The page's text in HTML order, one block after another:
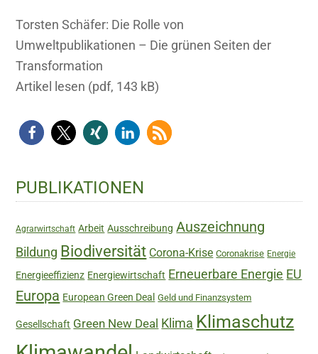
Torsten Schäfer: Die Rolle von
Umweltpublikationen – Die grünen Seiten der
Transformation
Artikel lesen (pdf, 143 kB)
Haupt-
Sidebar
PUBLIKATIONEN
Agrarwirtschaft Arbeit Ausschreibung Auszeichnung
Bildung Biodiversität Corona-Krise Coronakrise Energie
Energieeffizienz Energiewirtschaft Erneuerbare Energie EU
Europa European Green Deal Geld und Finanzsystem
Gesellschaft Green New Deal Klima Klimaschutz